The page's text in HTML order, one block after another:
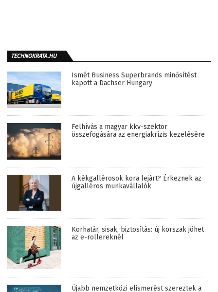
TECHNOKRATA.HU
Ismét Business Superbrands minősítést
kapott a Dachser Hungary
Felhívás a magyar kkv-szektor
összefogására az energiakrízis kezelésére
A kékgallérosok kora lejárt? Érkeznek az
újgalléros munkavállalók
Korhatár, sisak, biztosítás: új korszak jöhet
az e-rollereknél
Újabb nemzetközi elismerést szereztek a